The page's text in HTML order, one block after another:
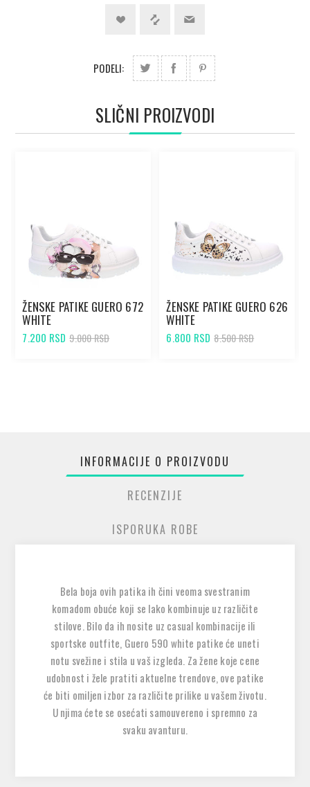
PODELI:
SLIČNI PROIZVODI
ŽENSKE PATIKE GUERO 672
WHITE
7.200 RSD 9.000 RSD
ŽENSKE PATIKE GUERO 626
WHITE
6.800 RSD 8.500 RSD
INFORMACIJE O PROIZVODU
RECENZIJE
ISPORUKA ROBE
Bela boja ovih patika ih čini veoma svestranim
komadom obuće koji se lako kombinuje uz različite
stilove. Bilo da ih nosite uz casual kombinacije ili
sportske outfite, Guero 590 white patike će uneti
notu svežine i stila u vaš izgleda. Za žene koje cene
udobnost i žele pratiti aktuelne trendove, ove patike
će biti omiljen izbor za različite prilike u vašem životu.
U njima ćete se osećati samouvereno i spremno za
svaku avanturu.